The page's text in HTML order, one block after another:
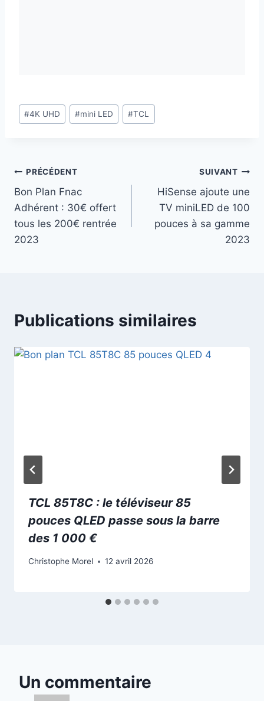
Étiquettes
de
#4K UHD #mini LED #TCL
Navigation
de
l’article
PRÉCÉDENT
Bon Plan Fnac
Adhérent : 30€ offert
tous les 200€ rentrée
2023
SUIVANT
HiSense ajoute une
TV miniLED de 100
pouces à sa gamme
2023
Publications similaires
TCL 85T8C : le téléviseur 85
pouces QLED passe sous la barre
des 1 000 €
Christophe Morel 12 avril 2026
Un commentaire